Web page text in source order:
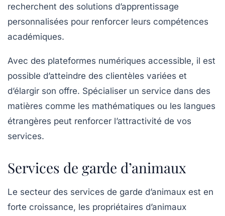
recherchent des solutions d’apprentissage
personnalisées pour renforcer leurs compétences
académiques.
Avec des plateformes numériques accessible, il est
possible d’atteindre des clientèles variées et
d’élargir son offre. Spécialiser un service dans des
matières comme les mathématiques ou les langues
étrangères peut renforcer l’attractivité de vos
services.
Services de garde d’animaux
Le secteur des services de garde d’animaux est en
forte croissance, les propriétaires d’animaux